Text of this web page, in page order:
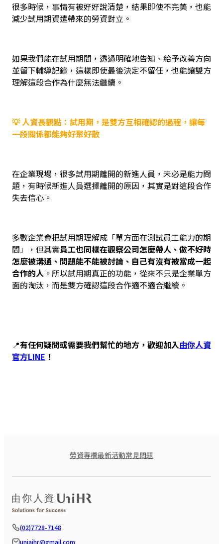
很多時候，事情有被好好說清楚，結果即使不完美，也能
減少試用期資遣帶來的勞資對立。
如果我們能在試用期間，透過明確地告知、給予改善方向
並留下輔導記錄，這樣即使最後決定不留任，也能讓雙方
理解這段合作為什麼無法繼續。
💡 人資長觀點：試用期，是雙方互相確認的過程，讓每
一段關係都能夠好聚好散
在企業現場，很多試用期離開的新進人員，未必是能力問
題，有時候新進人員選擇離開的原因，其實是對這段合作
失去信心。
多數企業會把試用期理解成「單方面在測試員工能力的期
間」，但其實員工也同樣在觀察公司怎麼帶人、做不好時
怎麼被溝通、問題能不能被討論、自己有沒有被當成一起
合作的人 。所以試用期真正的功能，從來不只是企業單方
面的淘汰，而是雙方確認這段合作適不適合繼續。
📍有任何疑問或需要我們幫忙的地方，歡迎加入由你人資
官方LINE ！
勞資專欄最新活動常見問題
(02)7728-7148
uniaihr@gmail.com